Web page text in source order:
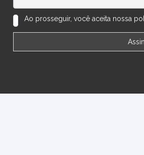
Ao prosseguir, você aceita nossa